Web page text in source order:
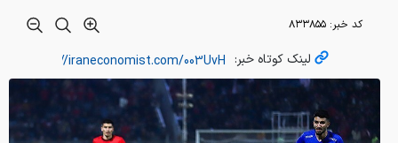
کد خبر: ۸۳۳۸۵۵
لینک کوتاه خبر: